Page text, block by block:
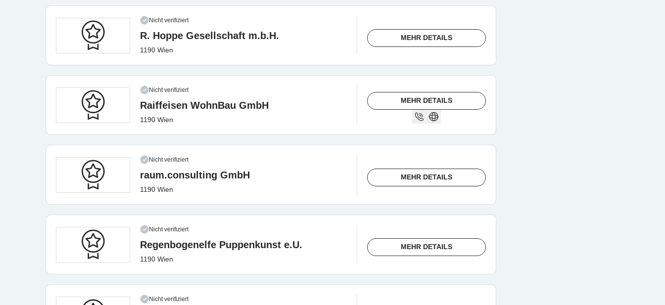
Nicht verifiziert
R. Hoppe Gesellschaft m.b.H.
1190 Wien
MEHR DETAILS
Nicht verifiziert
Raiffeisen WohnBau GmbH
1190 Wien
MEHR DETAILS
Nicht verifiziert
raum.consulting GmbH
1190 Wien
MEHR DETAILS
Nicht verifiziert
Regenbogenelfe Puppenkunst e.U.
1190 Wien
MEHR DETAILS
Nicht verifiziert